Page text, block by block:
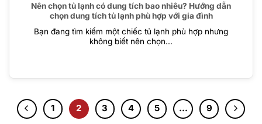
Nên chọn tủ lạnh có dung tích bao nhiêu? Hướng dẫn
chọn dung tích tủ lạnh phù hợp với gia đình
Bạn đang tìm kiếm một chiếc tủ lạnh phù hợp nhưng
không biết nên chọn...
1 2 3 4 5 … 9